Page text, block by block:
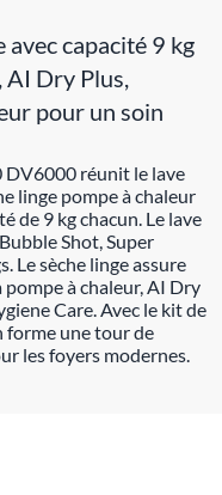
avec capacité 9 kg
Dry Plus,
pour un soin
DV6000 réunit le lave
linge pompe à chaleur
de 9 kg chacun. Le lave
Shot, Super
Le sèche linge assure
pompe à chaleur, AI Dry
Care. Avec le kit de
forme une tour de
les foyers modernes.